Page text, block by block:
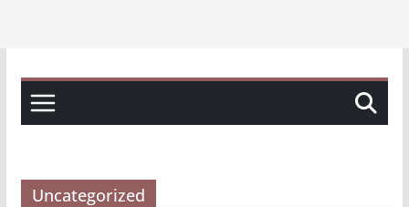
Uncategorized